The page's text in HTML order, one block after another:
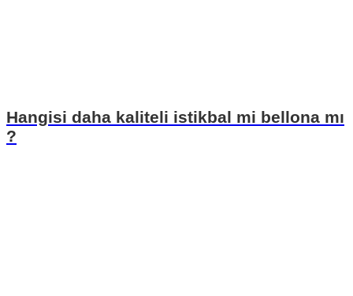
Hangisi daha kaliteli istikbal mi bellona mı
?